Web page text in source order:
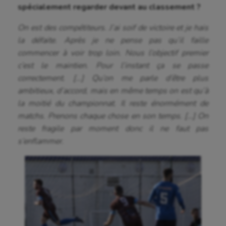
Billard
Boules lyonnaises
Canoë-kayak
Cheerleading
Course à pied
Crossfit
Cyclisme
Escalade
spécialement regarder devant au classement ?
On est des compétiteurs. J’ai soif de victoire et je hais
la défaite. Après je ne pense pas qu’il faille
commencer à voir trop loin. Nous l’objectif premier
c’est le maintien. Pour l’instant ça se passe
correctement. […] Qu’on me parle d’être plus
ambitieux, d’accord, mais en même temps on est qu’à
la moitié du championnat. Il reste énormément de
matchs. Prenons chaque chose en son temps. […] On
reste fragile par moment donc il ne faut pas
s’enflammer.